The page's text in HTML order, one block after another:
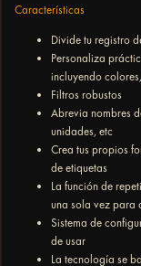
Características
Divide tu registro
Personaliza
incluyendo
Filtros robustos
Abrevia nombres
unidades, etc
Crea tus propios
de etiquetas
La función de
una sola vez para
Sistema de
de usar
La tecnología se